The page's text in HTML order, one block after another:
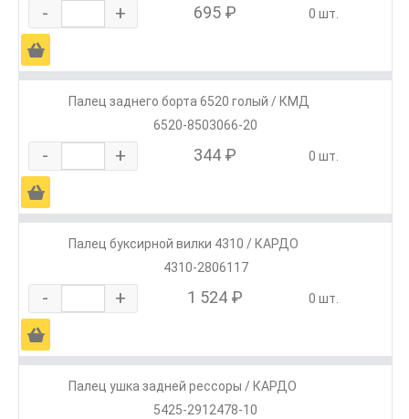
- + 695 ₽ 0 шт.
Ä
Палец заднего борта 6520 голый / КМД
6520-8503066-20
- + 344 ₽ 0 шт.
Ä
Палец буксирной вилки 4310 / КАРДО
4310-2806117
- + 1 524 ₽ 0 шт.
Ä
Палец ушка задней рессоры / КАРДО
5425-2912478-10